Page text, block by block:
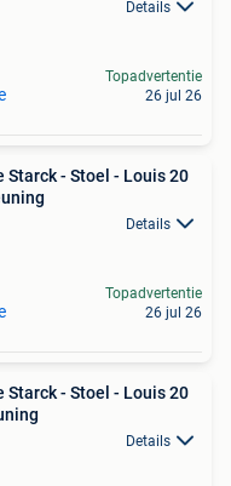
Details
Topadvertentie
26 jul 26
Starck - Stoel - Louis 20
Details
Topadvertentie
26 jul 26
Starck - Stoel - Louis 20
Details